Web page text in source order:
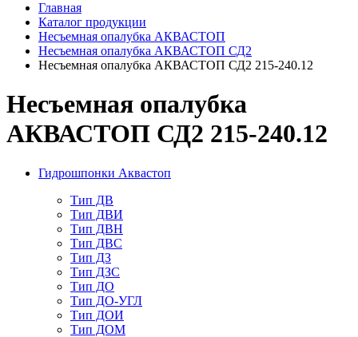
Главная
Каталог продукции
Несъемная опалубка АКВАСТОП
Несъемная опалубка АКВАСТОП СД2
Несъемная опалубка АКВАСТОП СД2 215-240.12
Несъемная опалубка
АКВАСТОП СД2 215-240.12
Гидрошпонки Аквастоп
Тип ДВ
Тип ДВИ
Тип ДВН
Тип ДВС
Тип ДЗ
Тип ДЗС
Тип ДО
Тип ДО-УГЛ
Тип ДОИ
Тип ДОМ